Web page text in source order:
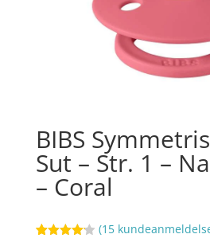
BIBS
Sut – Str. 1 –
– Coral
(15